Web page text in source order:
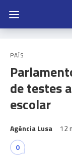
PAÍS
de testes
escolar
Agência Lusa 12
0